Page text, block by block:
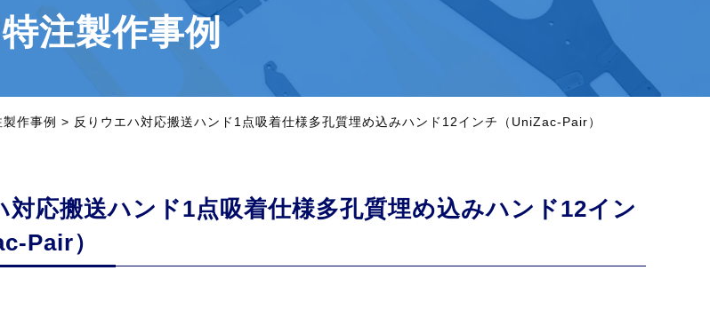
特注製作事例
作事例 > 反りウエハ対応搬送ハンド1点吸着仕様多孔質埋め込みハンド12インチ（UniZac-Pair）
対応搬送ハンド1点吸着仕様多孔質埋め込みハンド12イン
Pair）